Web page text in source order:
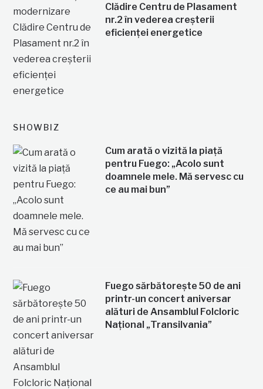
Clădire Centru de Plasament
nr.2 în vederea creșterii
eficienței energetice
SHOWBIZ
Cum arată o vizită la piață
pentru Fuego: „Acolo sunt
doamnele mele. Mă servesc cu
ce au mai bun”
Fuego sărbătorește 50 de ani
printr-un concert aniversar
alături de Ansamblul Folcloric
Național „Transilvania”